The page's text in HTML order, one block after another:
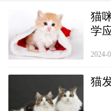
猫
学
2024-
猫